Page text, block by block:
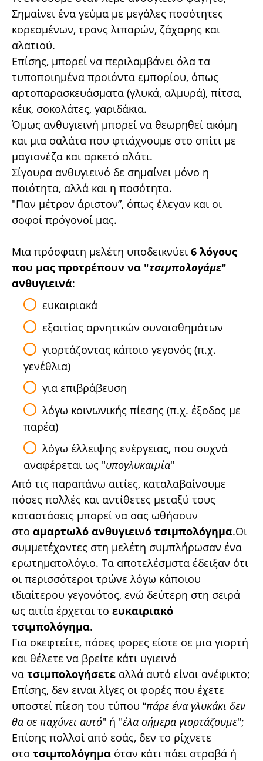
Σημαίνει ένα γεύμα με μεγάλες ποσότητες
κορεσμένων, τρανς λιπαρών, ζάχαρης και
αλατιού.
Επίσης, μπορεί να περιλαμβάνει όλα τα
τυποποιημένα προιόντα εμπορίου, όπως
αρτοπαρασκευάσματα (γλυκά, αλμυρά), πίτσα,
κέικ, σοκολάτες, γαριδάκια.
Όμως ανθυγιεινή μπορεί να θεωρηθεί ακόμη
και μια σαλάτα που φτιάχνουμε στο σπίτι με
μαγιονέζα και αρκετό αλάτι.
Σίγουρα ανθυγιεινό δε σημαίνει μόνο η
ποιότητα, αλλά και η ποσότητα.
"Παν μέτρον άριστον”, όπως έλεγαν και οι
σοφοί πρόγονοί μας.
Μια πρόσφατη μελέτη υποδεικνύει 6 λόγους
που μας προτρέπουν να "τσιμπολογάμε"
ανθυγιεινά:
ευκαιριακά
εξαιτίας αρνητικών συναισθημάτων
γιορτάζοντας κάποιο γεγονός (π.χ.
γενέθλια)
για επιβράβευση
λόγω κοινωνικής πίεσης (π.χ. έξοδος με
παρέα)
λόγω έλλειψης ενέργειας, που συχνά
αναφέρεται ως "υπογλυκαιμία"
Από τις παραπάνω αιτίες, καταλαβαίνουμε
πόσες πολλές και αντίθετες μεταξύ τους
καταστάσεις μπορεί να σας ωθήσουν
στο αμαρτωλό ανθυγιεινό τσιμπολόγημα.Οι
συμμετέχοντες στη μελέτη συμπλήρωσαν ένα
ερωτηματολόγιο. Τα αποτελέσμστα έδειξαν ότι
οι περισσότεροι τρώνε λόγω κάποιου
ιδιαίτερου γεγονότος, ενώ δεύτερη στη σειρά
ως αιτία έρχεται το ευκαιριακό
τσιμπολόγημα.
Για σκεφτείτε, πόσες φορες είστε σε μια γιορτή
και θέλετε να βρείτε κάτι υγιεινό
να τσιμπολογήσετε αλλά αυτό είναι ανέφικτο;
Επίσης, δεν ειναι λίγες οι φορές που έχετε
υποστεί πίεση του τύπου “πάρε ένα γλυκάκι δεν
θα σε παχύνει αυτό" ή "έλα σήμερα γιορτάζουμε";
Επίσης πολλοί από εσάς, δεν το ρίχνετε
στο τσιμπολόγημα όταν κάτι πάει στραβά ή